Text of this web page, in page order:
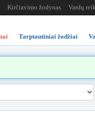
Kirčiavimo žodynas Vardų
Tarptautiniai žodžiai